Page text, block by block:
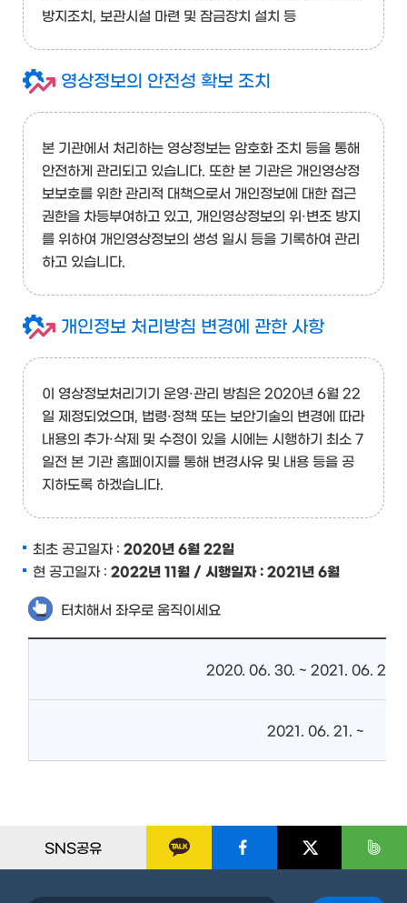
방지조치, 보관시설 마련 및 잠금장치 설치 등
영상정보의 안전성 확보 조치
본 기관에서 처리하는 영상정보는 암호화 조치 등을 통해
안전하게 관리되고 있습니다. 또한 본 기관은 개인영상정
보보호를 위한 관리적 대책으로서 개인정보에 대한 접근
권한을 차등부여하고 있고, 개인영상정보의 위·변조 방지
를 위하여 개인영상정보의 생성 일시 등을 기록하여 관리
하고 있습니다.
개인정보 처리방침 변경에 관한 사항
이 영상정보처리기기 운영·관리 방침은 2020년 6월 22
일 제정되었으며, 법령·정책 또는 보안기술의 변경에 따라
내용의 추가·삭제 및 수정이 있을 시에는 시행하기 최소 7
일전 본 기관 홈페이지를 통해 변경사유 및 내용 등을 공
지하도록 하겠습니다.
최초 공고일자 : 2020년 6월 22일
현 공고일자 : 2022년 11월 / 시행일자 : 2021년 6월
터치해서 좌우로 움직이세요
2020. 06. 30. ~ 2021. 06. 21.
2021. 06. 21. ~
SNS공유